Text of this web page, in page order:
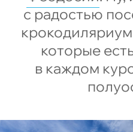
с радостью
которые
в каждом